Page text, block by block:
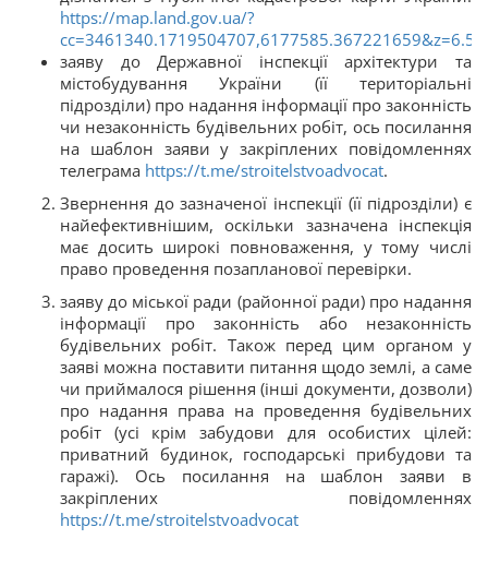
https://map.land.gov.ua/?
заяву до Державної інспекції архітектури та
містобудування України (її територіальні
підрозділи) про надання інформації про законність
чи незаконність будівельних робіт, ось посилання
на шаблон заяви у закріплених повідомленнях
телеграма https://t.me/stroitelstvoadvocat.
Звернення до зазначеної інспекції (її підрозділи) є
найефективнішим, оскільки зазначена інспекція
має досить широкі повноваження, у тому числі
право проведення позапланової перевірки.
заяву до міської ради (районної ради) про надання
інформації про законність або незаконність
будівельних робіт. Також перед цим органом у
заяві можна поставити питання щодо землі, а саме
чи приймалося рішення (інші документи, дозволи)
про надання права на проведення будівельних
робіт (усі крім забудови для особистих цілей:
приватний будинок, господарські прибудови та
гаражі). Ось посилання на шаблон заяви в
закріплених повідомленнях
https://t.me/stroitelstvoadvocat